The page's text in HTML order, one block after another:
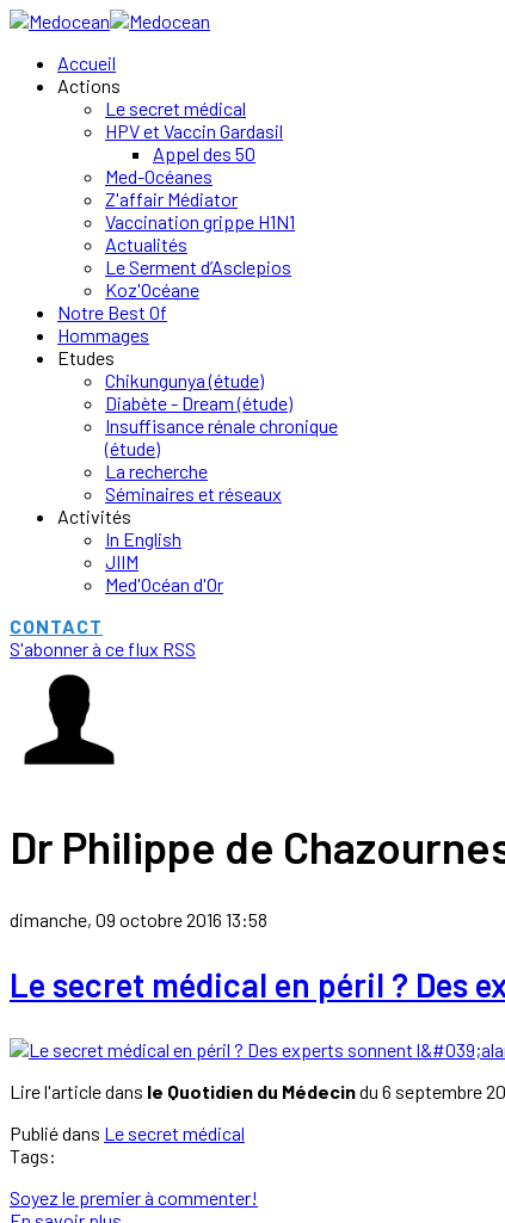
Accueil
Actions
Le secret médical
HPV et Vaccin Gardasil
Appel des 50
Med-Océanes
Z'affair Médiator
Vaccination grippe H1N1
Actualités
Le Serment d’Asclepios
Koz'Océane
Notre Best Of
Hommages
Etudes
Chikungunya (étude)
Diabète - Dream (étude)
Insuffisance rénale chronique
(étude)
La recherche
Séminaires et réseaux
Activités
In English
JIIM
Med'Océan d'Or
CONTACT
S'abonner à ce flux RSS
Dr Philippe de
dimanche, 09 octobre 2016 13:58
Le secret médical en péril ? Des
Lire l'article dans le Quotidien du Médecindu 6 septembre
Publié dans Le secret médical
Tags:
Soyez le premier à commenter!